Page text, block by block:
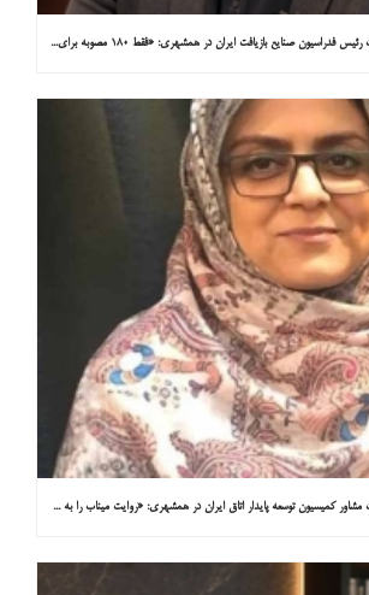
یادداشت ویژه هفته محیط‌زیست رئیس فدراسیون صنایع بازیافت ایران در همشهری: «فقط ۱۸۰ مصوبه برای خارج کردن خودروهای فرسوده از خیابان‌ها»
یادداشت ویژه هفته محیط‌زیست مشاور کمیسیون توسعه پایدار اتاق ایران در همشهری: «روایت میناب را به کاپ ۳۱ ببریم»